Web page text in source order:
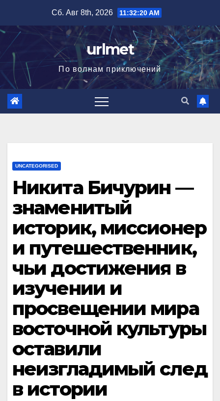
содержимому
Сб. Авг 8th, 2026 11:32:21 AM
urlmet
По волнам приключений
UNCATEGORISED
Никита Бичурин —
знаменитый
историк, миссионер
и путешественник,
чьи достижения в
изучении и
просвещении мира
восточной культуры
оставили
неизгладимый след
в истории